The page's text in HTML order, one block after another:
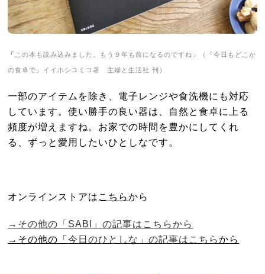
「 この本も読み込みました。もう９年も前になるのですね」（『今日もどこか
の食卓で』イイホシユミコ著 主婦と生活社 刊）
一部のアイテムを除き、電子レンジや食洗機にも対応
しています。使い勝手の良い器は、自然と食卓に上る
頻度が増えますね。お家での時間を豊かにしてくれ
る、ずっと愛用したいひとしなです。
オンラインストアは こちらから
→その他の「SABI」の記事はこちらから
→その他の「今日のひとしな」の記事はこちらから